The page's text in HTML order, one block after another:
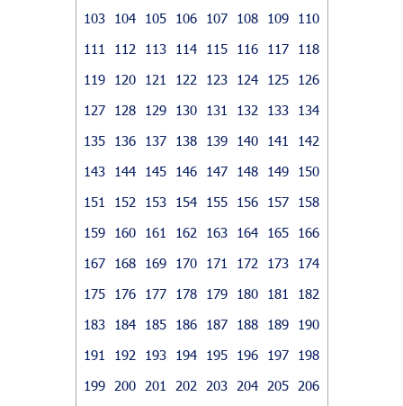
103
104 105 106 107 108 109
110
111
112 113 114 115 116 117
118
119
120 121 122 123 124 125
126
127
128 129 130 131 132 133
134
135
136 137 138 139 140 141
142
143
144 145 146 147 148 149
150
151
152 153 154 155 156 157
158
159
160 161 162 163 164 165
166
167
168 169 170 171 172 173
174
175
176 177 178 179 180 181
182
183
184 185 186 187 188 189
190
191
192 193 194 195 196 197
198
199
200 201 202 203 204 205
206